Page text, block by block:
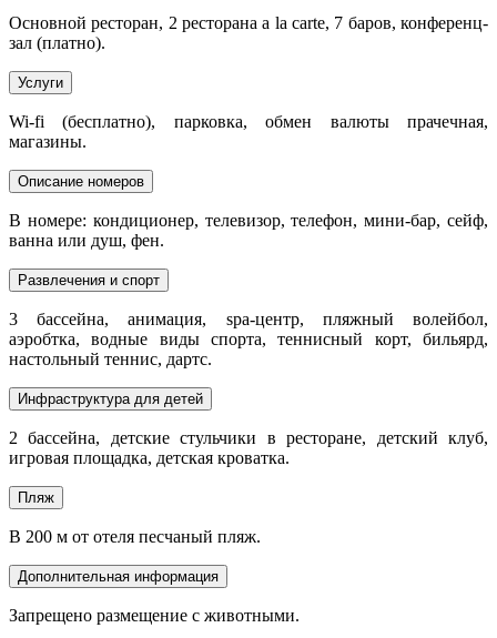
Основной ресторан, 2 ресторана a la carte, 7 баров, конференц-
зал (платно).
Услуги
Wi-fi (бесплатно), парковка, обмен валюты прачечная,
магазины.
Описание номеров
В номере: кондиционер, телевизор, телефон, мини-бар, сейф,
ванна или душ, фен.
Развлечения и спорт
3 бассейна, анимация, spa-центр, пляжный волейбол,
аэробтка, водные виды спорта, теннисный корт, бильярд,
настольный теннис, дартс.
Инфраструктура для детей
2 бассейна, детские стульчики в ресторане, детский клуб,
игровая площадка, детская кроватка.
Пляж
В 200 м от отеля песчаный пляж.
Дополнительная информация
Запрещено размещение с животными.